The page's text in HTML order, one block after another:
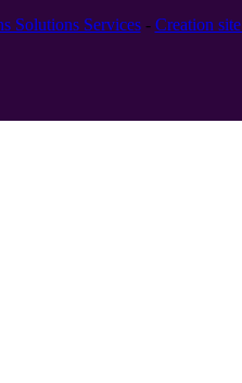
Solutions Services- Creation